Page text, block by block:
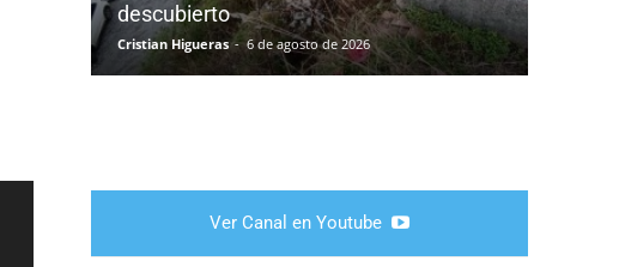
descubierto
Cristian Higueras - 6 de agosto de 2026
Ver Canal en Youtube